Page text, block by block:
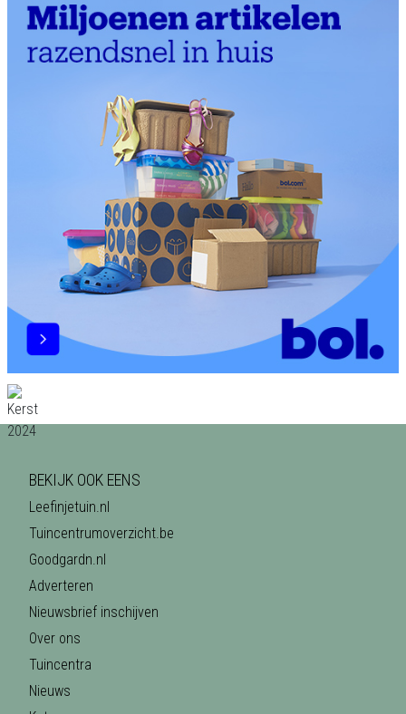
BEKIJK OOK EENS
Leefinjetuin.nl
Tuincentrumoverzicht.be
Goodgardn.nl
Adverteren
Nieuwsbrief inschijven
Over ons
Tuincentra
Nieuws